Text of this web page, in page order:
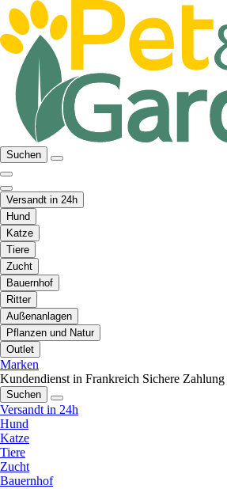
Suchen
Versandt in 24h
Hund
Katze
Tiere
Zucht
Bauernhof
Ritter
Außenanlagen
Pflanzen und Natur
Outlet
Marken
Kundendienst in Frankreich Sichere Zahlung
Suchen
Versandt in 24h
Hund
Katze
Tiere
Zucht
Bauernhof